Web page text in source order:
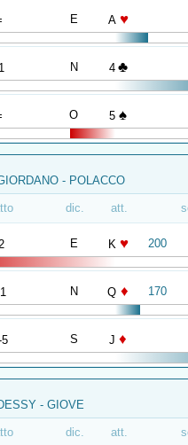
E A ♥
N 4 ♣
O 5 ♠
- POLACCO
dic. att.
E K ♥ 200
N Q ♦ 170
S J ♦
- GIOVE
dic. att.